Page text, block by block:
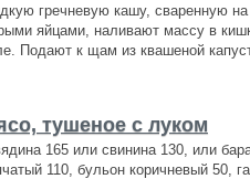
гречневую кашу, сваренную
яйцами, наливают массу в
Подают к щам из квашеной
тушеное с луком
165 или свинина 130, или
110, бульон коричневый 50,